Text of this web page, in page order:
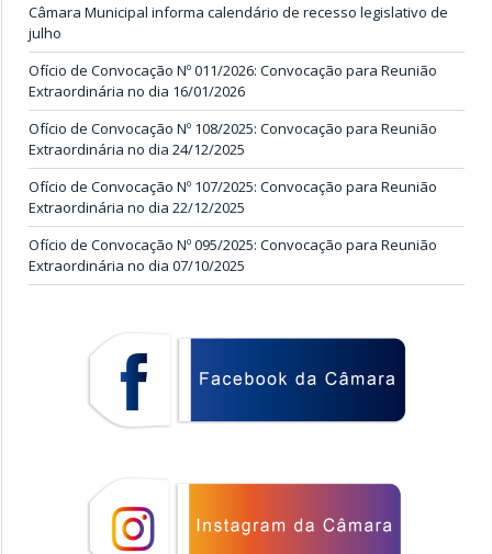
Câmara Municipal informa calendário de recesso legislativo de
julho
Ofício de Convocação Nº 011/2026: Convocação para Reunião
Extraordinária no dia 16/01/2026
Ofício de Convocação Nº 108/2025: Convocação para Reunião
Extraordinária no dia 24/12/2025
Ofício de Convocação Nº 107/2025: Convocação para Reunião
Extraordinária no dia 22/12/2025
Ofício de Convocação Nº 095/2025: Convocação para Reunião
Extraordinária no dia 07/10/2025